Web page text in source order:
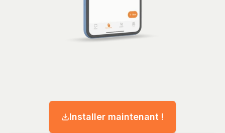
Installer maintenant !